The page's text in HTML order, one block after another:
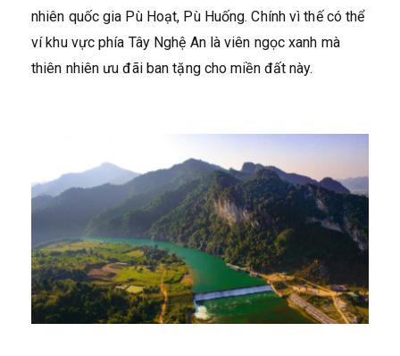
nhiên quốc gia Pù Hoạt, Pù Huống. Chính vì thế có thể
ví khu vực phía Tây Nghệ An là viên ngọc xanh mà
thiên nhiên ưu đãi ban tặng cho miền đất này.